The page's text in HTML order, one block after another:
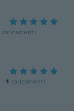
caricamenti
· 1 caricamenti